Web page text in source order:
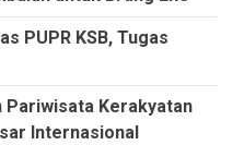
PUPR KSB, Tugas
Pariwisata Kerakyatan
Internasional